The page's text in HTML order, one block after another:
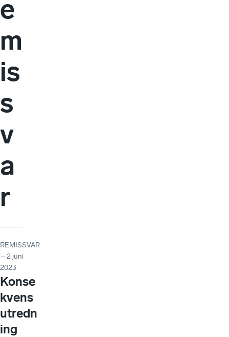
e
m
is
s
v
a
r
REMISSVAR
– 2 juni
2023
Konse
kvens
utredn
ing